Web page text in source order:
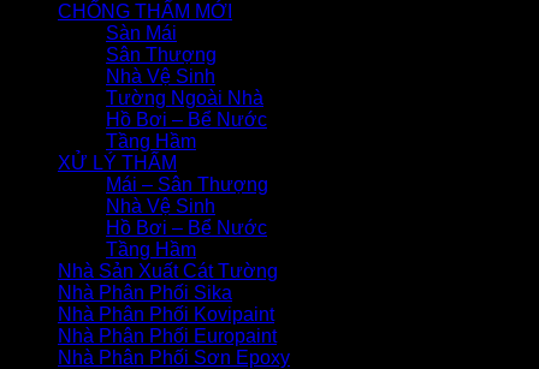
CHỐNG THẤM MỚI
Sàn Mái
Sân Thượng
Nhà Vệ Sinh
Tường Ngoài Nhà
Hồ Bơi – Bể Nước
Tầng Hầm
XỬ LÝ THẤM
Mái – Sân Thượng
Nhà Vệ Sinh
Hồ Bơi – Bể Nước
Tầng Hầm
Nhà Sản Xuất Cát Tường
Nhà Phân Phối Sika
Nhà Phân Phối Kovipaint
Nhà Phân Phối Europaint
Nhà Phân Phối Sơn Epoxy